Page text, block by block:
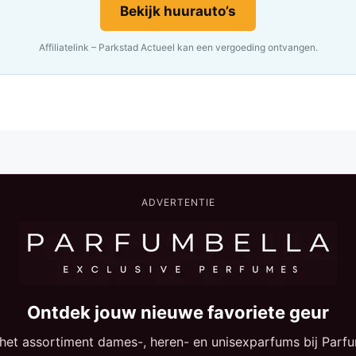
Bekijk huurauto’s
Affiliatelink – Parkstad Actueel kan een vergoeding ontvangen.
ADVERTENTIE
Ontdek jouw nieuwe favoriete geur
assortiment dames-, heren- en unisexparfums bij